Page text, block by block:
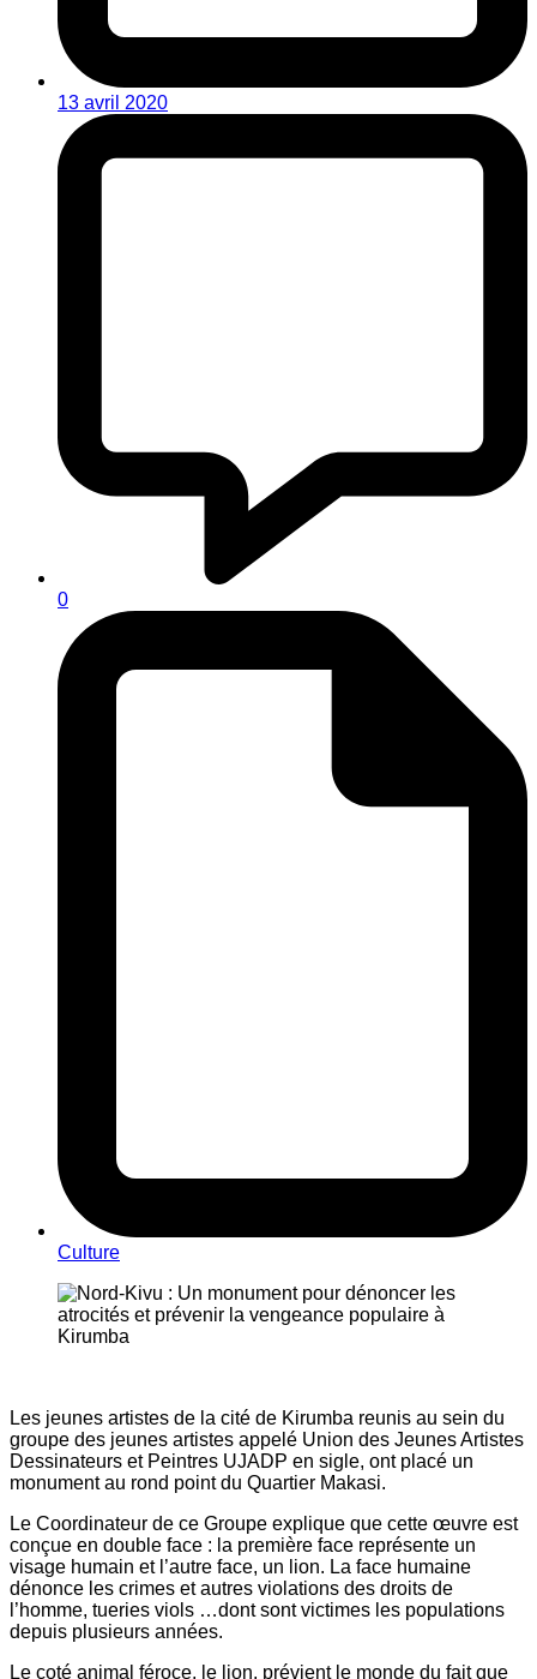
13 avril 2020
0
Culture
Les jeunes artistes de la cité de Kirumba reunis au sein du
groupe des jeunes artistes appelé Union des Jeunes Artistes
Dessinateurs et Peintres UJADP en sigle, ont placé un
monument au rond point du Quartier Makasi.
Le Coordinateur de ce Groupe explique que cette œuvre est
conçue en double face : la première face représente un
visage humain et l’autre face, un lion. La face humaine
dénonce les crimes et autres violations des droits de
l’homme, tueries viols …dont sont victimes les populations
depuis plusieurs années.
Le coté animal féroce, le lion, prévient le monde du fait que